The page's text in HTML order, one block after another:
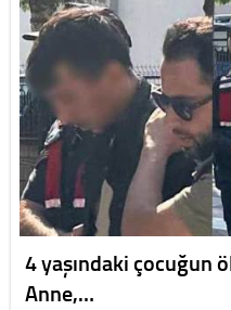
4 yaşındaki çocuğun
Anne,…